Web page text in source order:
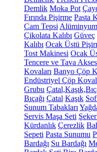
Demlik Moka Pot
Fırında Pişirme Pasta
Cam Tepsi
Çikolata Kalıbı Güveç
Kalıbı Ocak Üstü
Tost Makinesi Ocak
Tencere ve Tava
Kovaları Banyo Çöp
Endüstriyel Çöp
Grubu
Bıçağı Çatal Kaşık
Sunum Tabakları
Servis Maşa Seti
Kürdanlık Çerezlik
Sepeti Pasta Sunumu
Bardağı Su Bardağı